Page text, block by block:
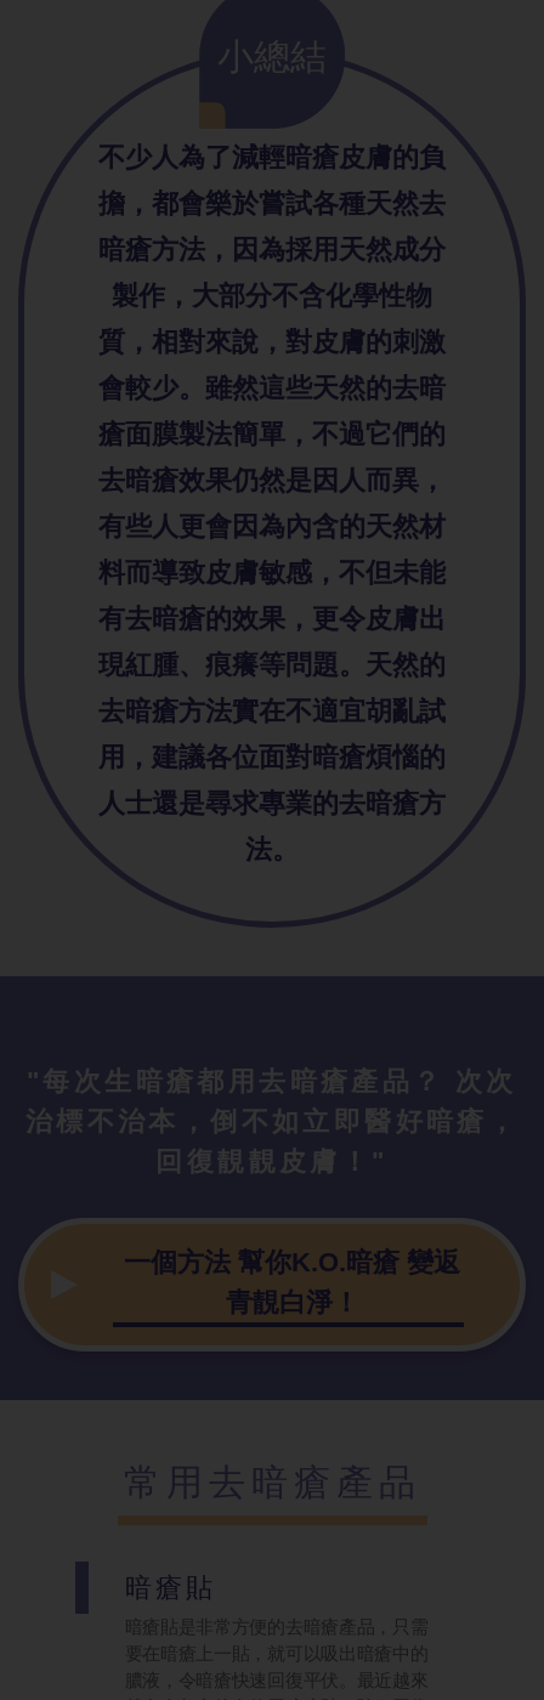
小總結
不少人為了減輕暗瘡皮膚的負
擔，都會樂於嘗試各種天然去
暗瘡方法，因為採用天然成分
製作，大部分不含化學性物
質，相對來說，對皮膚的刺激
會較少。雖然這些天然的去暗
瘡面膜製法簡單，不過它們的
去暗瘡效果仍然是因人而異，
有些人更會因為內含的天然材
料而導致皮膚敏感，不但未能
有去暗瘡的效果，更令皮膚出
現紅腫、痕癢等問題。天然的
去暗瘡方法實在不適宜胡亂試
用，建議各位面對暗瘡煩惱的
人士還是尋求專業的去暗瘡方
法。
"每次生暗瘡都用去暗瘡產品？ 次次
治標不治本，倒不如立即醫好暗瘡，
回復靚靚皮膚！"
一個方法 幫你K.O.暗瘡 變返
青靚白淨！
常用去暗瘡產品
暗瘡貼
暗瘡貼是非常方便的去暗瘡產品，只需
要在暗瘡上一貼，就可以吸出暗瘡中的
膿液，令暗瘡快速回復平伏。最近越來